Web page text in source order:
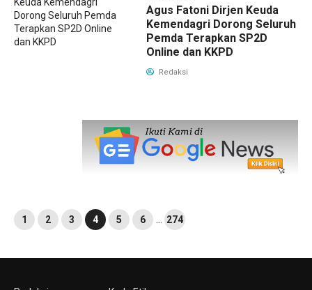
Agus Fatoni Dirjen Keuda
Kemendagri Dorong Seluruh
Pemda Terapkan SP2D
Online dan KKPD
Redaksi
1 2 3 4 5 6 274